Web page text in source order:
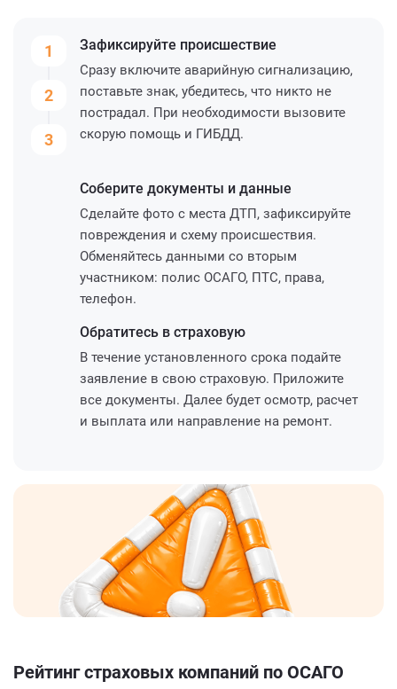
1
2
3
Зафиксируйте происшествие
Сразу включите аварийную сигнализацию,
поставьте знак, убедитесь, что никто не
пострадал. При необходимости вызовите
скорую помощь и ГИБДД.
Соберите документы и данные
Сделайте фото с места ДТП, зафиксируйте
повреждения и схему происшествия.
Обменяйтесь данными со вторым
участником: полис ОСАГО, ПТС, права,
телефон.
Обратитесь в страховую
В течение установленного срока подайте
заявление в свою страховую. Приложите
все документы. Далее будет осмотр, расчет
и выплата или направление на ремонт.
Рейтинг страховых компаний по ОСАГО